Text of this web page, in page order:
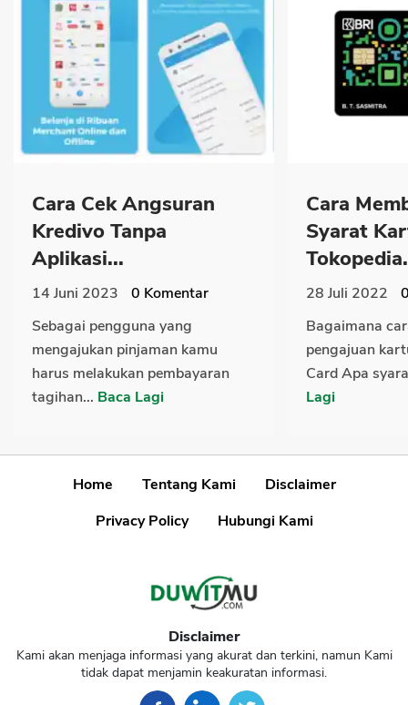
Cara Cek Angsuran
Kredivo Tanpa
Aplikasi...
14 Juni 2023 0 Komentar
Sebagai pengguna yang
mengajukan pinjaman kamu
harus melakukan pembayaran
tagihan... Baca Lagi
Cara
Syarat
28 Juli 2022
Bagaimana
pengajuan
Card Apa
Lagi
Home Tentang Kami
Disclaimer
Privacy Policy
Hubungi Kami
Disclaimer
Kami akan menjaga informasi yang akurat dan terkini, namun Kami
tidak dapat menjamin keakuratan informasi.